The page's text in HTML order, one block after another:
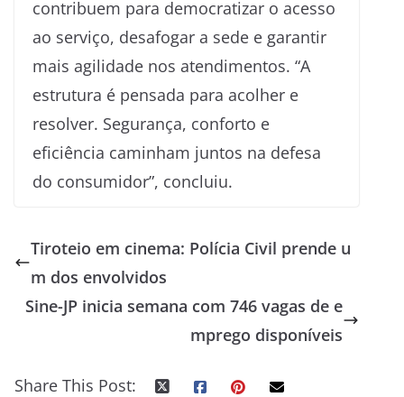
contribuem para democratizar o acesso
ao serviço, desafogar a sede e garantir
mais agilidade nos atendimentos. “A
estrutura é pensada para acolher e
resolver. Segurança, conforto e
eficiência caminham juntos na defesa
do consumidor”, concluiu.
Tiroteio em cinema: Polícia Civil prende u
m dos envolvidos
Sine-JP inicia semana com 746 vagas de e
mprego disponíveis
Share This Post: